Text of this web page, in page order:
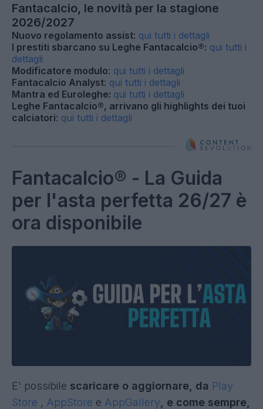
Fantacalcio, le novità per la stagione
2026/2027
Nuovo regolamento assist: qui tutti i dettagli
I prestiti sbarcano su Leghe Fantacalcio®: qui tutti i
dettagli
Modificatore modulo: qui tutti i dettagli
Fantacalcio Analyst: qui tutti i dettagli
Mantra ed Euroleghe: qui tutti i dettagli
Leghe Fantacalcio®, arrivano gli highlights dei tuoi
calciatori: qui tutti i dettagli
Fantacalcio® - La Guida
per l'asta perfetta 26/27 è
ora disponibile
E' possibile scaricare o aggiornare, da Play
Store , AppStore e AppGallery , e come sempre,